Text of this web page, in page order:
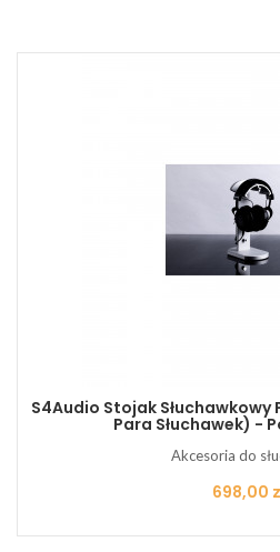
S4Audio Stojak Słuchawkowy
Para Słuchawek) -
Akcesoria do
Cena
698,00